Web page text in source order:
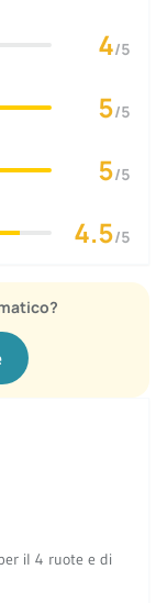
4/5
5/5
5/5
4.5/5
il 4 ruote e di